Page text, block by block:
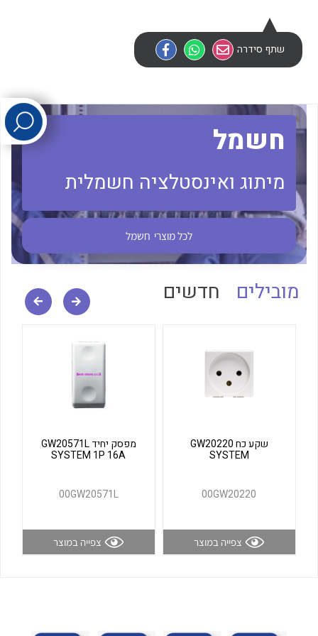
לכל מוצרי היצרן
לכל מוצרי היצרן לכל מוצרי היצרן
לכל מוצרי היצרן לכל מוצרי היצרן
שתף סידרה
חשמל
מיתוג ואינסטלציה חשמלית
לכל מוצרי חשמל
מובילים חדשים
שקע כח GW20220
SYSTEM
00GW20220
צפייה במוצר
מפסק יחיד GW20571L
SYSTEM 1P 16A
00GW20571L
צפייה במוצר